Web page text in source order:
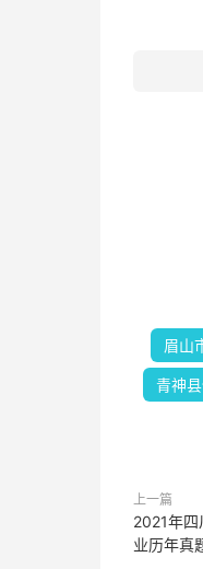
眉山
青神
上一篇
2021年四
业历年真